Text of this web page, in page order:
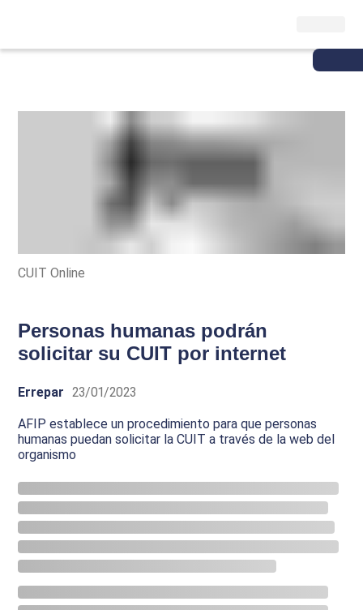
CUIT Online
Personas humanas podrán
solicitar su CUIT por internet
Errepar 23/01/2023
AFIP establece un procedimiento para que personas
humanas puedan solicitar la CUIT a través de la web del
organismo